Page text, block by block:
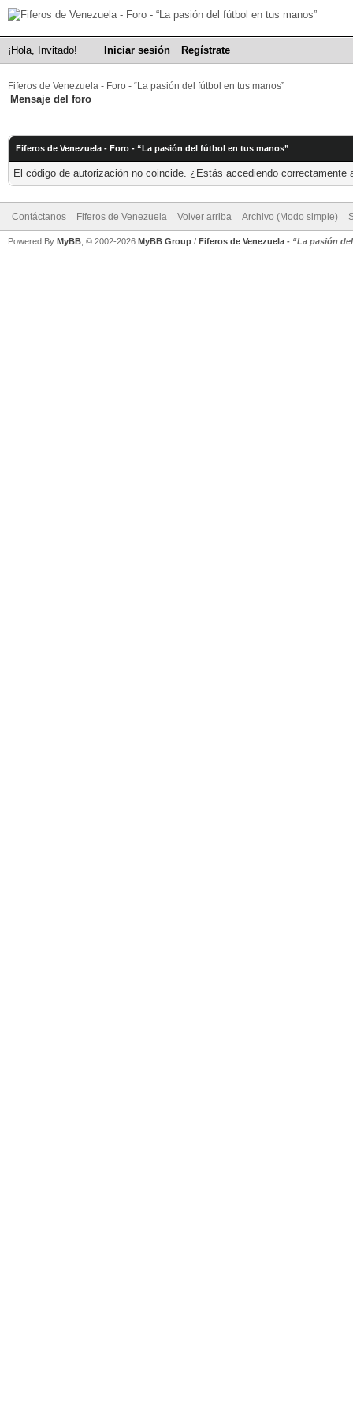
¡Hola, Invitado! Iniciar sesión Regístrate
Fiferos de Venezuela - Foro - “La pasión del fútbol en tus manos”
Mensaje del foro
Fiferos de Venezuela - Foro - “La pasión del fútbol en tus manos”
El código de autorización no coincide. ¿Estás accediendo
Contáctanos Fiferos de Venezuela Volver arriba Archivo (Modo simple)
Powered By MyBB , © 2002-2026 MyBB Group / Fiferos de Venezuela - “La pasión